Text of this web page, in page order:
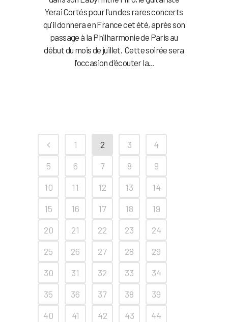
Yerai Cortés pour l'un des rares concerts
qu'il donnera en France cet été, après son
passage à la Philharmonie de Paris au
début du mois de juillet. Cette soirée sera
l'occasion d'écouter la...
1 2 3
4
5
6 7 8
9
10
11 12 13
14
15
16 17 18
19
20
21 22 23
24
25
26 27 28
29
30
31 32 33
34
35
36 37 38
39
40
41 42 43
44